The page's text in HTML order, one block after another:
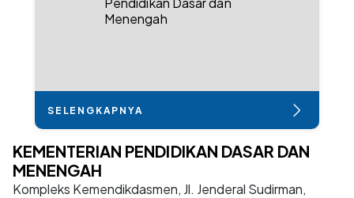
Menengah
SELENGKAPNYA
KEMENTERIAN PENDIDIKAN DASAR DAN
MENENGAH
Kompleks Kemendikdasmen, Jl. Jenderal Sudirman,